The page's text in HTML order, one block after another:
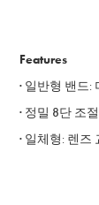
Features
· 일반형 밴드:
· 정밀 8단 조
· 일체형: 렌즈